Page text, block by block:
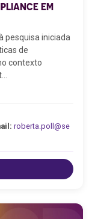
EM
pesquisa iniciada
de
contexto
roberta.poll@se